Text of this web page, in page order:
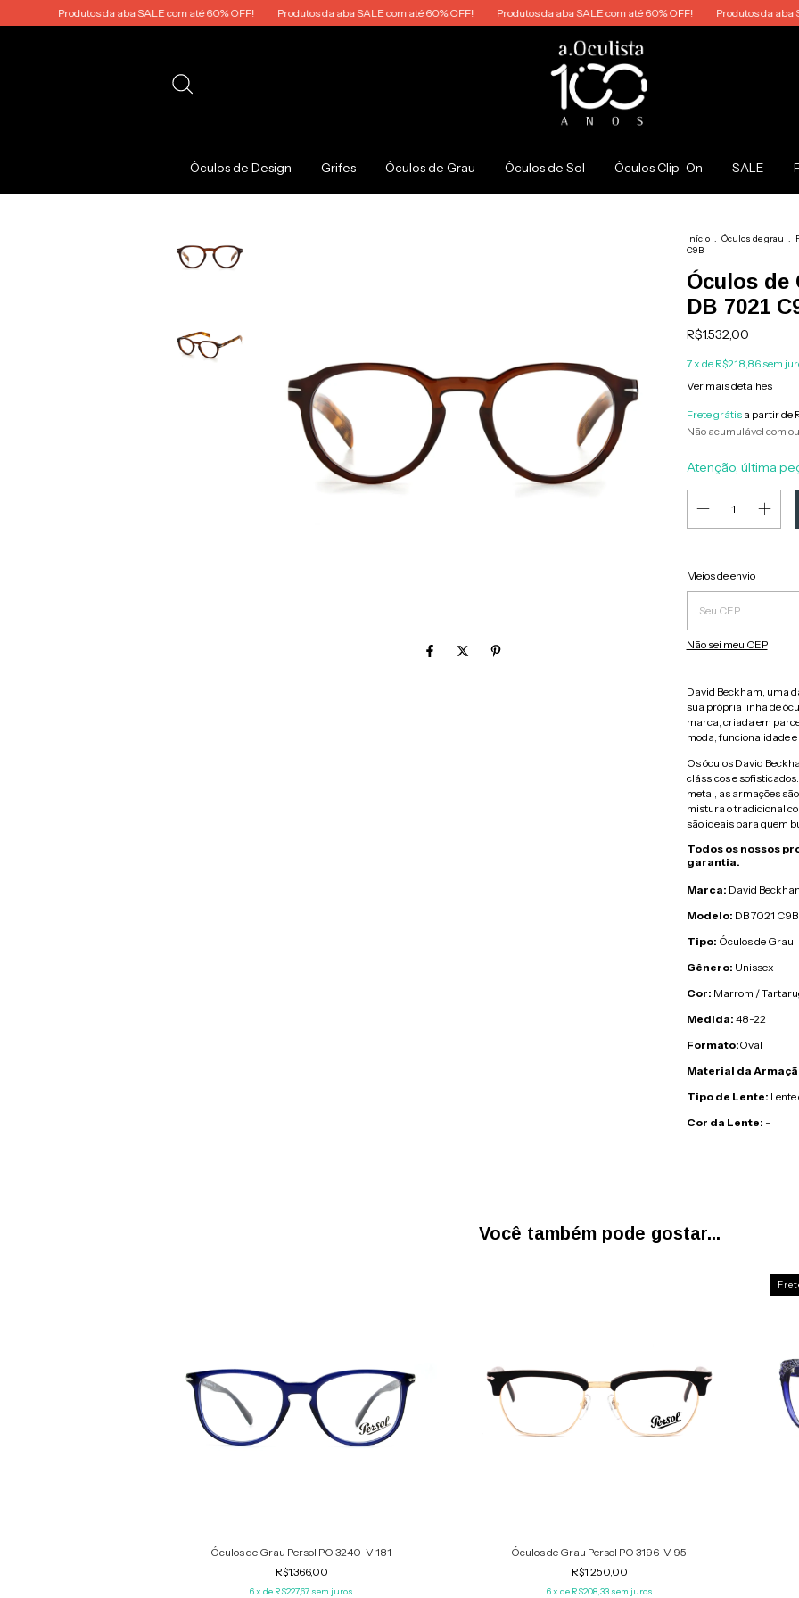
Produtos da aba SALE com até 60% OFF! Produtos da aba SALE com até 60% OFF! Produtos da aba SALE com até 60% OFF! Produtos da aba SALE
Óculos de Design Grifes Óculos de Grau Óculos de Sol Óculos Clip-On SALE
Início . Óculos de grau .
C9B
Óculos de
DB 7021
R$1.532,00
7x de R$218,86sem
Ver mais detalhes
Frete grátis a partir de
Não acumulável com
Atenção, última
Entregas para o CEP:
Meios de envio
Não sei meu CEP
David Beckham, uma
sua própria linha de
marca, criada em
moda, funcionalidade
Os óculos David
clássicos e
metal, as armações
mistura o tradicional
são ideais para quem
Todos os nossos
garantia.
Marca: David
Modelo: DB 7021 C9B
Tipo: Óculos de Grau
Gênero: Unissex
Cor: Marrom /
Medida: 48-22
Formato:Oval
Material da
Tipo de Lente:
Cor da Lente: -
Você também pode gostar...
Óculos de Grau Persol PO 3240-V 181
R$1.366,00
6x de R$227,67 sem juros
Óculos de Grau Persol PO 3196-V 95
R$1.250,00
6x de R$208,33 sem juros